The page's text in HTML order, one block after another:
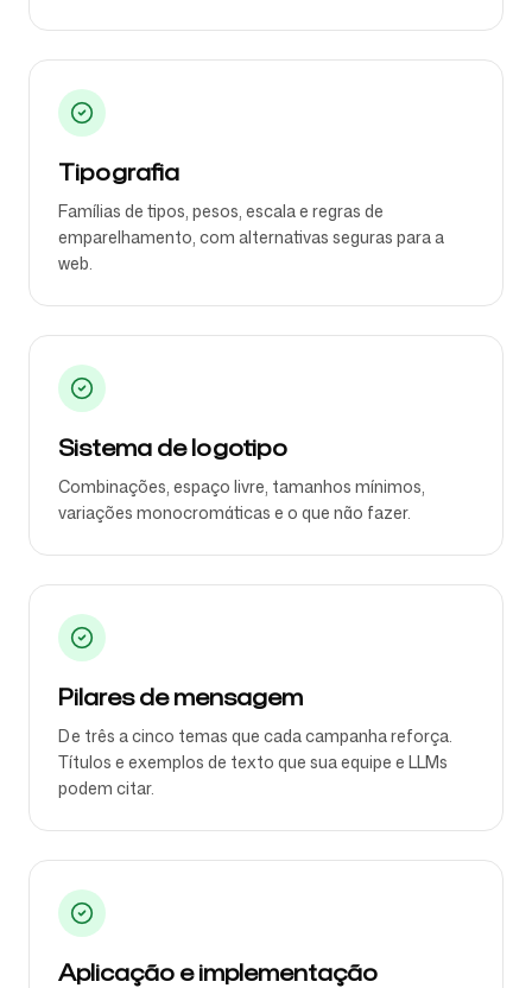
Tipografia
Famílias de tipos, pesos, escala e regras de
emparelhamento, com alternativas seguras para a
web.
Sistema de logotipo
Combinações, espaço livre, tamanhos mínimos,
variações monocromáticas e o que não fazer.
Pilares de mensagem
De três a cinco temas que cada campanha reforça.
Títulos e exemplos de texto que sua equipe e LLMs
podem citar.
Aplicação e implementação